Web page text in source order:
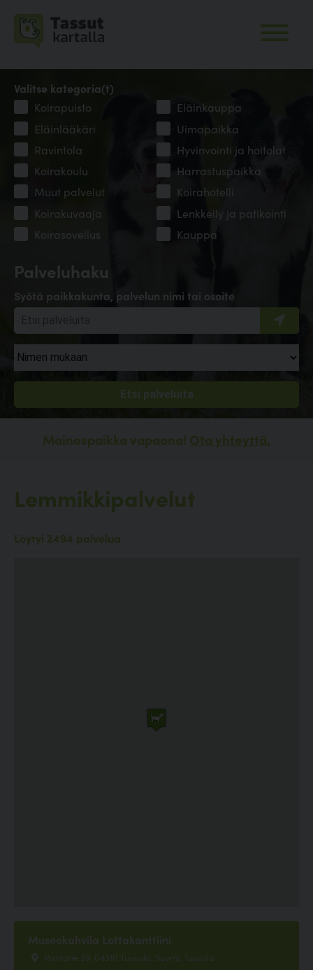
Palveluhaku
Syötä paikkakunta, palvelun nimi tai osoite
Valitse kategoria(t)
Koirapuisto
Eläinkauppa
Eläinlääkäri
Uimapaikka
Ravintola
Hyvinvointi ja hoitolat
Koirakoulu
Harrastuspaikka
Muut palvelut
Koirahotelli
Koirakuvaaja
Lenkkeily ja patikointi
Koirasovellus
Kauppa
Mainospaikka vapaana! Ota yhteyttä.
Lemmikkipalvelut
Löytyi 2494 palvelua
Museokahvila Lottakanttiini
Rantatie 39, 04310 Tuusula, Suomi, Tuusula